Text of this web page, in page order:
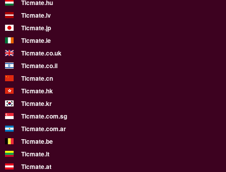
Ticmate.hu
Ticmate.lv
Ticmate.jp
Ticmate.ie
Ticmate.co.uk
Ticmate.co.il
Ticmate.cn
Ticmate.hk
Ticmate.kr
Ticmate.com.sg
Ticmate.com.ar
Ticmate.be
Ticmate.lt
Ticmate.at